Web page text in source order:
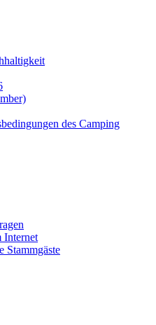
des Camping
Internet
Stammgäste